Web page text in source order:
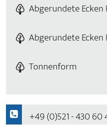
Abgerundete Ecken
Abgerundete Ecken
Tonnenform
+49 (0)521 - 430 60